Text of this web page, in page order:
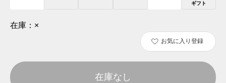
ギフト
在庫： ×
お気に入り登録
在庫なし